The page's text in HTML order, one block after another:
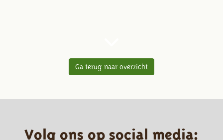
Ga terug naar overzicht
Volg ons op social media: